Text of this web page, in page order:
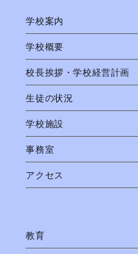
学校案内
学校概要
校長挨拶・学校経営計画
生徒の状況
学校施設
事務室
アクセス
教育